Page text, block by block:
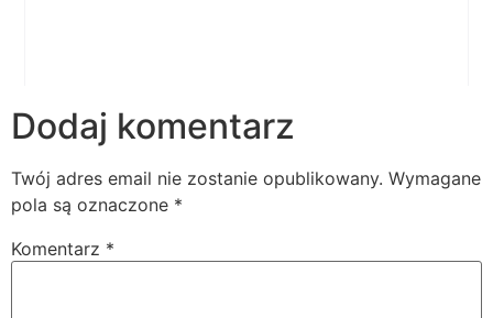
Dodaj komentarz
Twój adres email nie zostanie opublikowany. Wymagane
pola są oznaczone *
Komentarz *